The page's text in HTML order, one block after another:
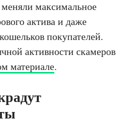
максимальное
актива и даже
покупателей.
активности скамеров
материале.